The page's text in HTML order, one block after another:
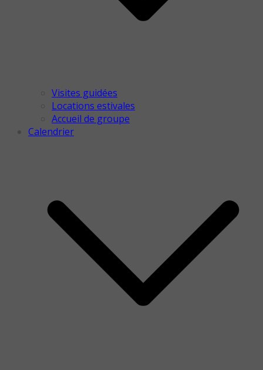
Visites guidées
Locations estivales
Accueil de groupe
Calendrier